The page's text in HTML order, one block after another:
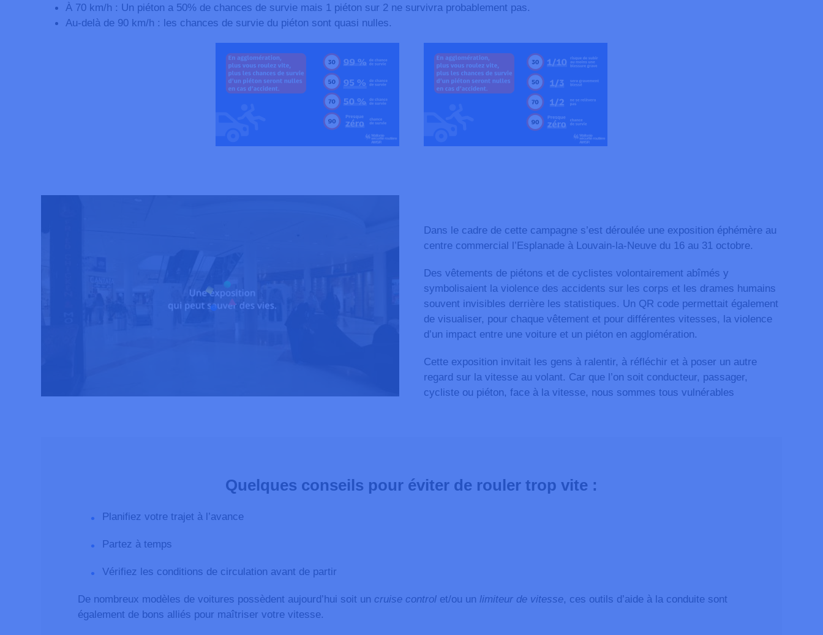
À 70 km/h : Un piéton a 50% de chances de survie mais 1 piéton sur 2 ne survivra probablement pas.
Au-delà de 90 km/h : les chances de survie du piéton sont quasi nulles.
Dans le cadre de cette campagne s’est déroulée une exposition éphémère au
centre commercial l’Esplanade à Louvain-la-Neuve du 16 au 31 octobre.
Des vêtements de piétons et de cyclistes volontairement abîmés y
symbolisaient la violence des accidents sur les corps et les drames humains
souvent invisibles derrière les statistiques. Un QR code permettait également
de visualiser, pour chaque vêtement et pour différentes vitesses, la violence
d’un impact entre une voiture et un piéton en agglomération.
Cette exposition invitait les gens à ralentir, à réfléchir et à poser un autre
regard sur la vitesse au volant. Car que l’on soit conducteur, passager,
cycliste ou piéton, face à la vitesse, nous sommes tous vulnérables
Quelques conseils pour éviter de rouler trop vite :
Planifiez votre trajet à l’avance
Partez à temps
Vérifiez les conditions de circulation avant de partir
De nombreux modèles de voitures possèdent aujourd’hui soit un cruise control et/ou un limiteur de vitesse, ces outils d’aide à la conduite sont
également de bons alliés pour maîtriser votre vitesse.